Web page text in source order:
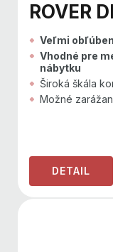
ROVER
Veľmi
Vhodné pre
nábytku
Široká škála
Možné
DETAIL